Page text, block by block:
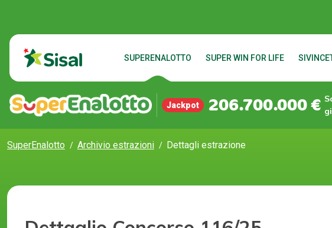
SUPERENALOTTO SUPER WIN FOR LIFE
Jackpot 206.700.000 €
SuperEnalotto Archivio estrazioni Dettagli estrazione